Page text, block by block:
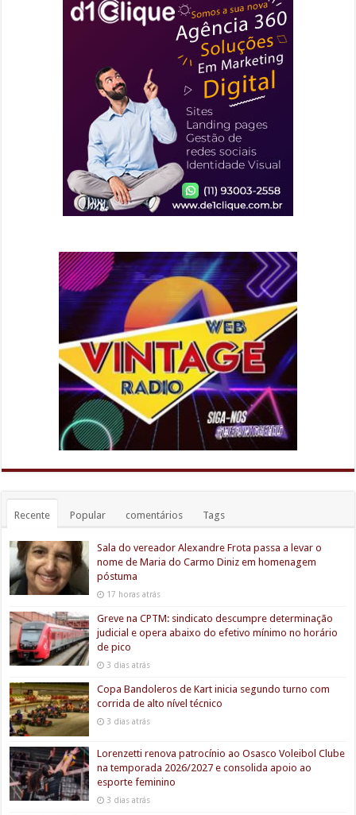
Recente Popular comentários Tags
Sala do vereador Alexandre Frota passa a levar o
nome de Maria do Carmo Diniz em homenagem
póstuma
17 horas atrás
Greve na CPTM: sindicato descumpre determinação
judicial e opera abaixo do efetivo mínimo no horário
de pico
3 dias atrás
Copa Bandoleros de Kart inicia segundo turno com
corrida de alto nível técnico
3 dias atrás
Lorenzetti renova patrocínio ao Osasco Voleibol Clube
na temporada 2026/2027 e consolida apoio ao
esporte feminino
3 dias atrás